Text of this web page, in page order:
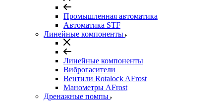
Промышленная автоматика
Автоматика STF
Линейные компоненты
Линейные компоненты
Виброгасители
Вентили Rotalock AFrost
Манометры AFrost
Дренажные помпы